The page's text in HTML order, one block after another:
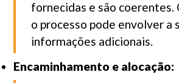
fornecidas e são coerentes.
o processo pode envolver a
informações adicionais.
Encaminhamento e alocação: